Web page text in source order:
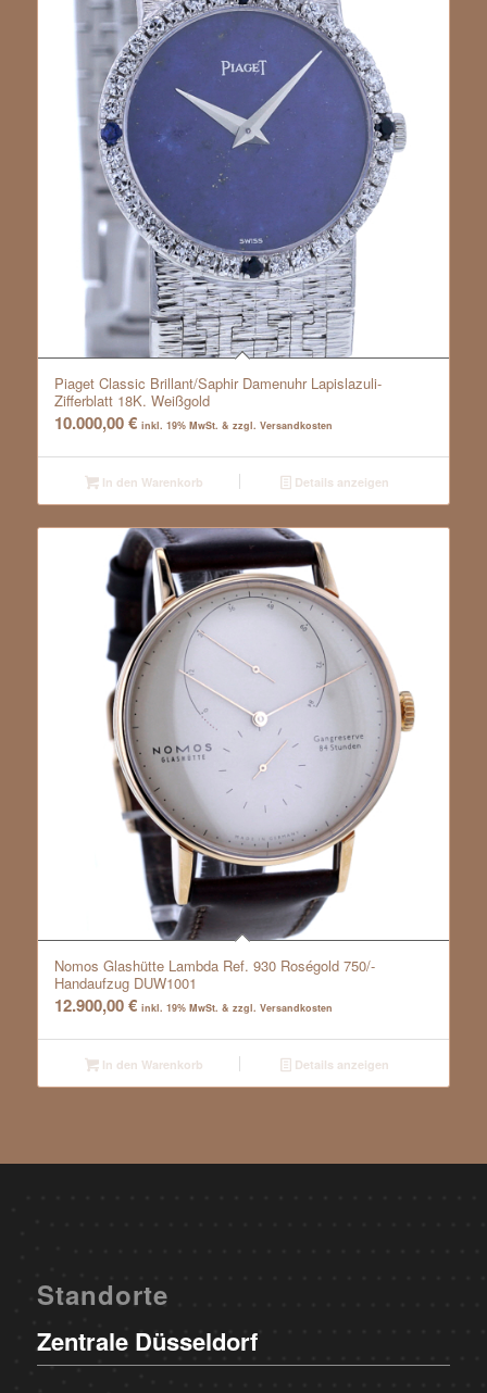
Piaget Classic Brillant/Saphir Damenuhr Lapislazuli-
Zifferblatt 18K. Weißgold
10.000,00€ inkl. 19% MwSt. & zzgl. Versandkosten
In den Warenkorb Details anzeigen
Nomos Glashütte Lambda Ref. 930 Roségold 750/-
Handaufzug DUW1001
12.900,00€ inkl. 19% MwSt. & zzgl. Versandkosten
In den Warenkorb Details anzeigen
Standorte
Zentrale Düsseldorf